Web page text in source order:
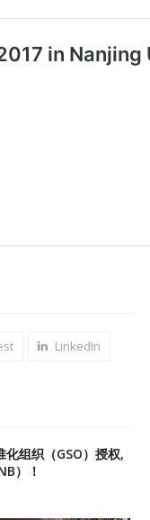
LinkedIn
组织（GSO）授权,
）！